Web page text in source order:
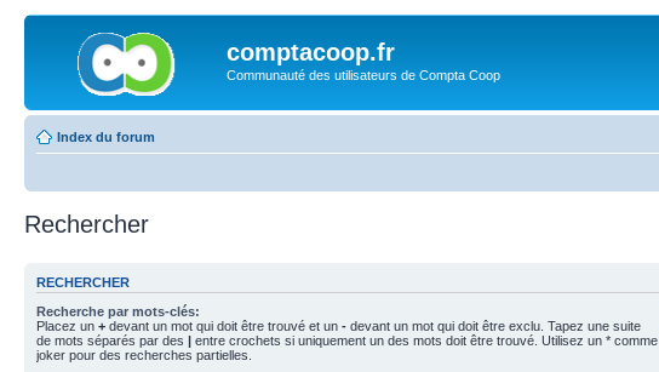
comptacoop.fr
Communauté des utilisateurs de Compta Coop
Index du forum
Rechercher
RECHERCHER
Recherche par mots-clés:
Placez un + devant un mot qui doit être trouvé et un - devant un mot qui doit être exclu. Tapez une suite
de mots séparés par des | entre crochets si uniquement un des mots doit être trouvé. Utilisez un * comme
joker pour des recherches partielles.